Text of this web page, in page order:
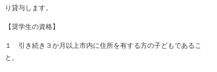
り貸与します。
【奨学生の資格】
１ 引き続き３か月以上市内に住所を有する方の子どもであるこ
と。